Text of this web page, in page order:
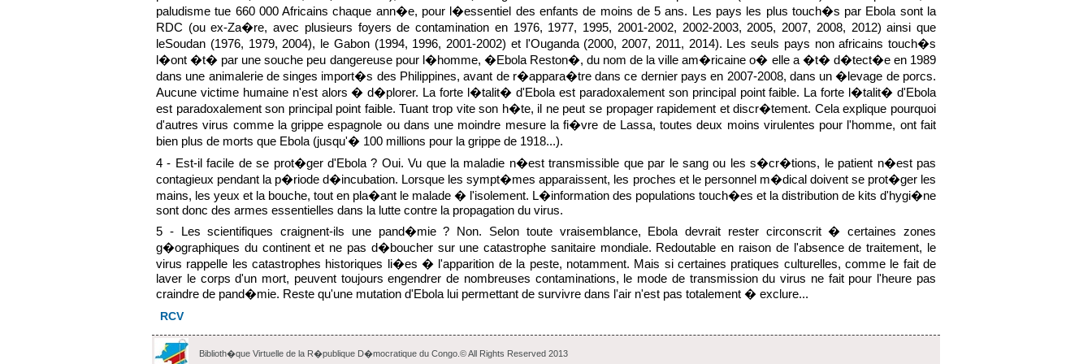
paludisme tue 660 000 Africains chaque ann�e, pour l�essentiel des enfants de moins de 5 ans. Les pays les plus touch�s par Ebola sont la
RDC (ou ex-Za�re, avec plusieurs foyers de contamination en 1976, 1977, 1995, 2001-2002, 2002-2003, 2005, 2007, 2008, 2012) ainsi que
leSoudan (1976, 1979, 2004), le Gabon (1994, 1996, 2001-2002) et l'Ouganda (2000, 2007, 2011, 2014). Les seuls pays non africains touch�s
l�ont �t� par une souche peu dangereuse pour l�homme, �Ebola Reston�, du nom de la ville am�ricaine o� elle a �t� d�tect�e en 1989
dans une animalerie de singes import�s des Philippines, avant de r�appara�tre dans ce dernier pays en 2007-2008, dans un �levage de porcs.
Aucune victime humaine n'est alors � d�plorer. La forte l�talit� d'Ebola est paradoxalement son principal point faible. La forte l�talit� d'Ebola
est paradoxalement son principal point faible. Tuant trop vite son h�te, il ne peut se propager rapidement et discr�tement. Cela explique pourquoi
d'autres virus comme la grippe espagnole ou dans une moindre mesure la fi�vre de Lassa, toutes deux moins virulentes pour l'homme, ont fait
bien plus de morts que Ebola (jusqu'� 100 millions pour la grippe de 1918...).
4 - Est-il facile de se prot�ger d'Ebola ? Oui. Vu que la maladie n�est transmissible que par le sang ou les s�cr�tions, le patient n�est pas
contagieux pendant la p�riode d�incubation. Lorsque les sympt�mes apparaissent, les proches et le personnel m�dical doivent se prot�ger les
mains, les yeux et la bouche, tout en pla�ant le malade � l'isolement. L�information des populations touch�es et la distribution de kits d'hygi�ne
sont donc des armes essentielles dans la lutte contre la propagation du virus.
5 - Les scientifiques craignent-ils une pand�mie ? Non. Selon toute vraisemblance, Ebola devrait rester circonscrit � certaines zones
g�ographiques du continent et ne pas d�boucher sur une catastrophe sanitaire mondiale. Redoutable en raison de l'absence de traitement, le
virus rappelle les catastrophes historiques li�es � l'apparition de la peste, notamment. Mais si certaines pratiques culturelles, comme le fait de
laver le corps d'un mort, peuvent toujours engendrer de nombreuses contaminations, le mode de transmission du virus ne fait pour l'heure pas
craindre de pand�mie. Reste qu'une mutation d'Ebola lui permettant de survivre dans l'air n'est pas totalement � exclure...
RCV
Biblioth�que Virtuelle de la R�publique D�mocratique du Congo.© All Rights Reserved 2013